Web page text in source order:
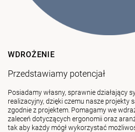
WDROŻENIE
Przedstawiamy potencjał
Posiadamy własny, sprawnie działający
realizacyjny, dzięki czemu nasze projekty
zgodnie z projektem. Pomagamy we
zaleceń dotyczących ergonomii oraz
tak aby każdy mógł wykorzystać